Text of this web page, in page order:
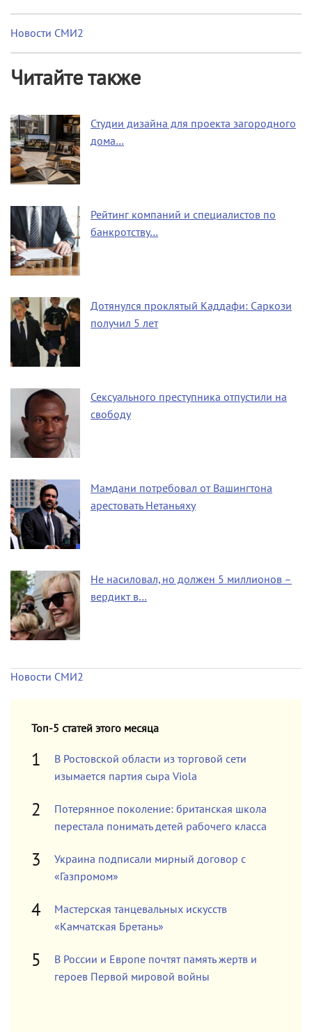
Новости СМИ2
Читайте также
Студии дизайна для проекта загородного
дома…
Рейтинг компаний и специалистов по
банкротству…
Дотянулся проклятый Каддафи: Саркози
получил 5 лет
Сексуального преступника отпустили на
свободу
Мамдани потребовал от Вашингтона
арестовать Нетаньяху
Не насиловал, но должен 5 миллионов –
вердикт в…
Новости СМИ2
Топ-5 статей этого месяца
В Ростовской области из торговой сети
изымается партия сыра Viola
Потерянное поколение: британская школа
перестала понимать детей рабочего класса
Украина подписали мирный договор с
«Газпромом»
Мастерская танцевальных искусств
«Камчатская Бретань»
В России и Европе почтят память жертв и
героев Первой мировой войны